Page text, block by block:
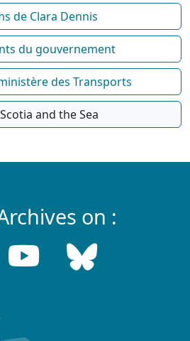
de Clara Dennis
du gouvernement
des Transports
and the Sea
on :